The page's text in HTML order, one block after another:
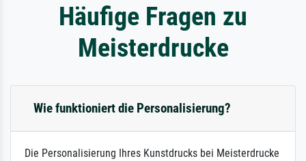
Häufige Fragen zu
Meisterdrucke
Wie funktioniert die Personalisierung?
Die Personalisierung Ihres Kunstdrucks bei Meisterdrucke